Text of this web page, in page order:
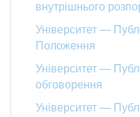
внутрішнього
Університет —
Положення
Університет —
обговорення
Університет —